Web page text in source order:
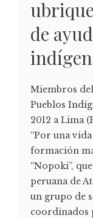
de
Miembros
Pueblos
2012 a Lima
“Por una
formación
“Nopoki”,
peruana de
un grupo de
coordinados